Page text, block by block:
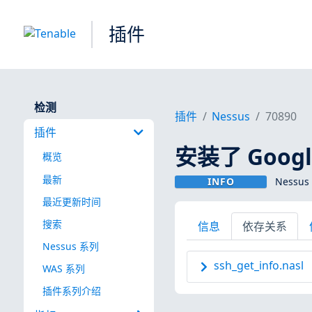
插件
检测
插件
概览
最新
最近更新时间
搜索
Nessus 系列
WAS 系列
插件系列介绍
插件 Nessus 70890
安装了
INFO Nessus
信息 依存关系
ssh_get_info.nasl